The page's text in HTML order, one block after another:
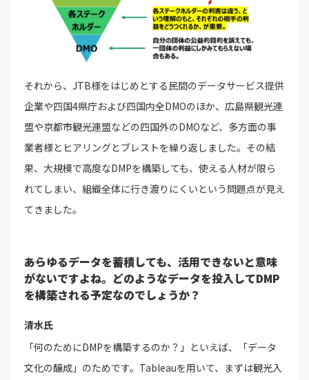
それから、JTB様をはじめとする民間のデータサービス提供
企業や四国4県庁および四国内全DMOのほか、広島県観光連
盟や京都市観光連盟などの四国外のDMOなど、多方面の事
業者様とヒアリングとブレストを繰り返しました。その結
果、大規模で高度なDMPを構築しても、使える人材が限ら
れてしまい、組織全体に行き渡りにくいという問題点が見え
てきました。
――あらゆるデータを蓄積しても、活用できないと意味
がないですよね。どのようなデータを投入してDMP
を構築される予定なのでしょうか？
清水氏
「何のためにDMPを構築するのか？」といえば、「データ
文化の醸成」のためです。Tableauを用いて、まずは観光入